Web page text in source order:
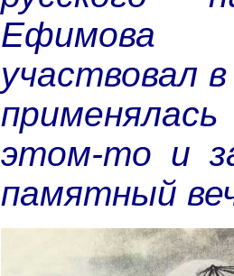
Ефимова
участвовал
этом-то и
памятный